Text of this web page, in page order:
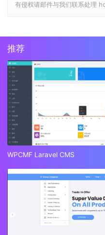
有侵权请邮件与我们联系处理
推荐
WPCMF Laravel CMS